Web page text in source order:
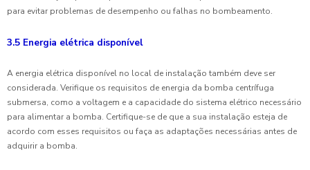
para evitar problemas de desempenho ou falhas no bombeamento.
3.5 Energia elétrica disponível
A energia elétrica disponível no local de instalação também deve ser
considerada. Verifique os requisitos de energia da bomba centrífuga
submersa, como a voltagem e a capacidade do sistema elétrico necessário
para alimentar a bomba. Certifique-se de que a sua instalação esteja de
acordo com esses requisitos ou faça as adaptações necessárias antes de
adquirir a bomba.